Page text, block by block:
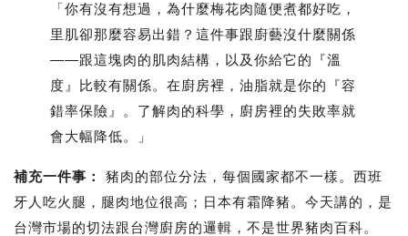
「你有沒有想過，為什麼梅花肉隨便煮都好吃，
里肌卻那麼容易出錯？這件事跟廚藝沒什麼關係
——跟這塊肉的肌肉結構，以及你給它的『溫
度』比較有關係。在廚房裡，油脂就是你的『容
錯率保險』。了解肉的科學，廚房裡的失敗率就
會大幅降低。」
補充一件事：
豬肉的部位分法，每個國家都不一樣。西班
牙人吃火腿，腿肉地位很高；日本有霜降豬。今天講的，是
台灣市場的切法跟台灣廚房的邏輯，不是世界豬肉百科。